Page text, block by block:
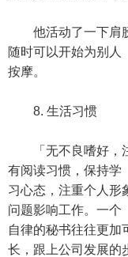
他活动了一下肩膀
随时可以开始为别人
按摩。
8. 生活习惯
「无不良嗜好，注
有阅读习惯，保持学
习心态，注重个人形
问题影响工作。一个
自律的秘书往往更加
长，跟上公司发展的